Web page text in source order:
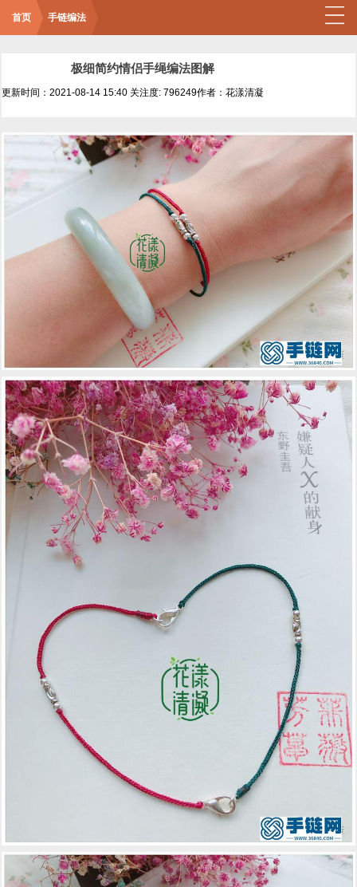
首页 手链编法
极细简约情侣手绳编法图解
更新时间：2021-08-14 15:40 关注度: 796249作者：花漾清凝